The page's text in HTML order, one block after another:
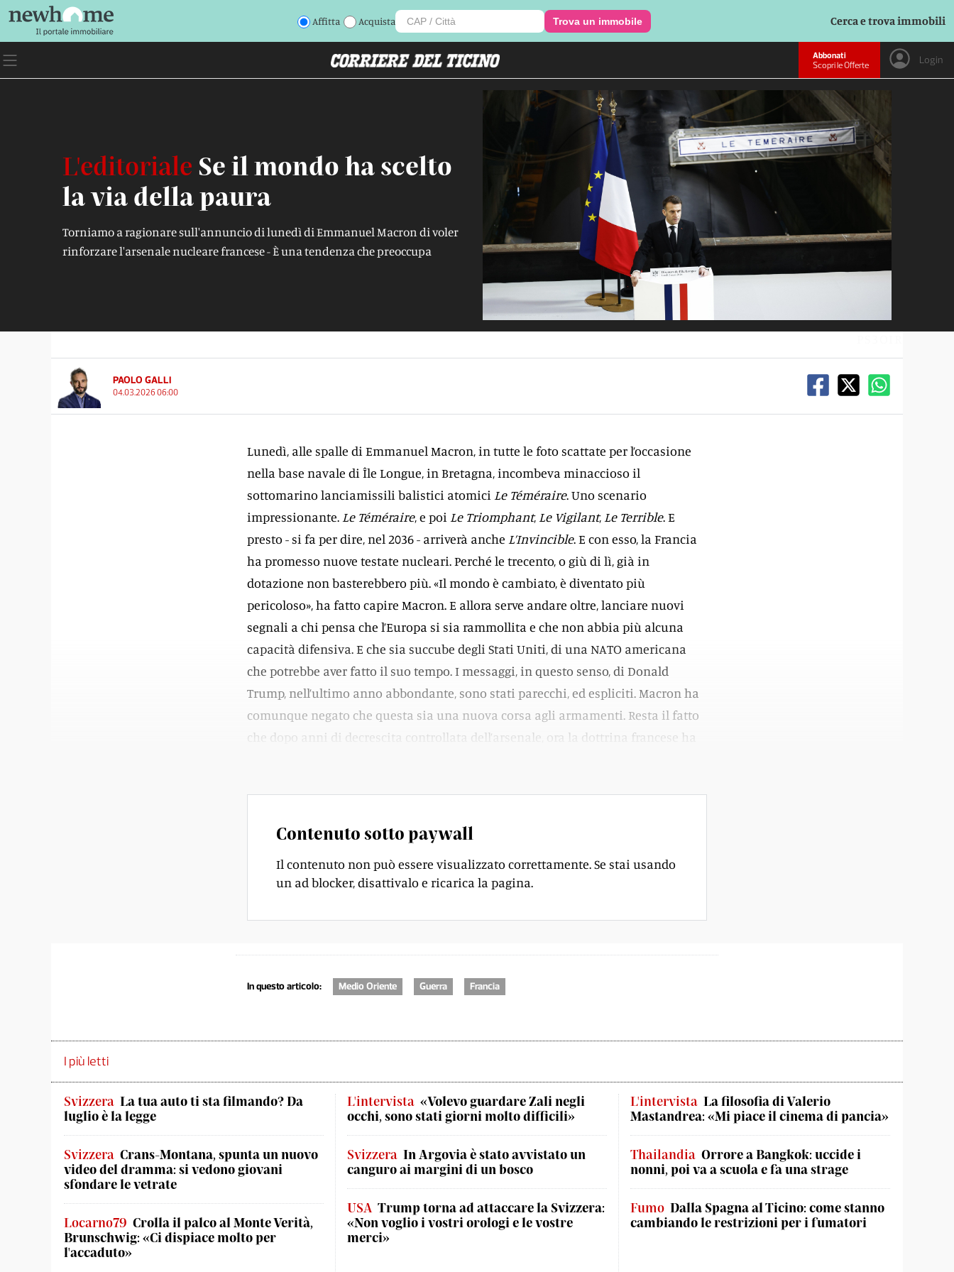
Affitta Acquista Trova un immobile Cerca e trova immobili
Abbonati
Scopri le Offerte
Login
L'editoriale Se il mondo ha scelto
la via della paura
Torniamo a ragionare sull'annuncio di lunedì di Emmanuel Macron di voler
rinforzare l'arsenale nucleare francese - È una tendenza che preoccupa
PAOLO GALLI
04.03.2026 06:00
Lunedì, alle spalle di Emmanuel Macron, in tutte le foto scattate per l’occasione
nella base navale di Île Longue, in Bretagna, incombeva minaccioso il
sottomarino lanciamissili balistici atomici Le Téméraire. Uno scenario
impressionante. Le Téméraire, e poi Le Triomphant, Le Vigilant, Le Terrible. E
presto - si fa per dire, nel 2036 - arriverà anche L’Invincible. E con esso, la Francia
ha promesso nuove testate nucleari. Perché le trecento, o giù di lì, già in
dotazione non basterebbero più. «Il mondo è cambiato, è diventato più
pericoloso», ha fatto capire Macron. E allora serve andare oltre, lanciare nuovi
segnali a chi pensa che l’Europa si sia rammollita e che non abbia più alcuna
capacità difensiva. E che sia succube degli Stati Uniti, di una NATO americana
che potrebbe aver fatto il suo tempo. I messaggi, in questo senso, di Donald
Trump, nell’ultimo anno abbondante, sono stati parecchi, ed espliciti. Macron ha
comunque negato che questa sia una nuova corsa agli armamenti. Resta il fatto
che dopo anni di decrescita controllata dell’arsenale, ora la dottrina francese ha
Contenuto sotto paywall
Il contenuto non può essere visualizzato correttamente. Se stai usando
un ad blocker, disattivalo e ricarica la pagina.
In questo articolo: Medio Oriente Guerra Francia
I più letti
Svizzera La tua auto ti sta filmando? Da
luglio è la legge
Svizzera Crans-Montana, spunta un nuovo
video del dramma: si vedono giovani
sfondare le vetrate
Locarno79 Crolla il palco al Monte Verità,
Brunschwig: «Ci dispiace molto per
l'accaduto»
L'intervista «Volevo guardare Zali negli
occhi, sono stati giorni molto difficili»
Svizzera In Argovia è stato avvistato un
canguro ai margini di un bosco
USA Trump torna ad attaccare la Svizzera:
«Non voglio i vostri orologi e le vostre
merci»
L'intervista La filosofia di Valerio
Mastandrea: «Mi piace il cinema di pancia»
Thailandia Orrore a Bangkok: uccide i
nonni, poi va a scuola e fa una strage
Fumo Dalla Spagna al Ticino: come stanno
cambiando le restrizioni per i fumatori